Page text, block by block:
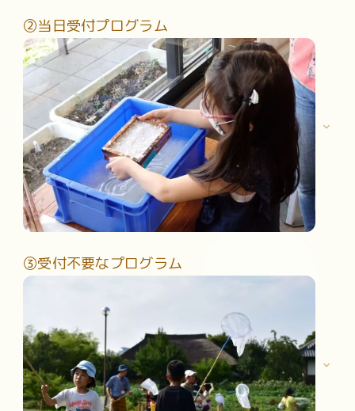
事前に申込が必要となる「事前募集プログラム」
往復ハガキまたはオンラインフォームで応募が可能です。
応募方法はこちらをご覧ください。
応募方法はこちら
②当日受付プログラム
実施日当日に受付を行う「当日受付プログラム」
または実施場所現地で先着順で受付を行っています。
受付開始後すぐに定員に達してしまうプログラムもございま
すので、予めご了承下さい。
③受付不要なプログラム